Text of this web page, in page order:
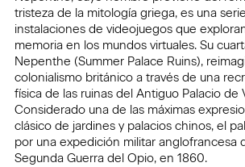
tristeza de la mitología griega, es una
instalaciones de videojuegos que
memoria en los mundos virtuales. Su
Nepenthe (Summer Palace Ruins),
colonialismo británico a través de una
física de las ruinas del Antiguo Palacio de
Considerado una de las máximas
clásico de jardines y palacios chinos, el
por una expedición militar anglofrancesa
Segunda Guerra del Opio, en 1860.